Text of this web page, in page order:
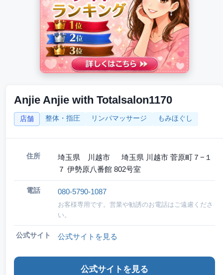
Anjie Anjie with Totalsalon1170
店舗 整体・指圧 リンパマッサージ もみほぐし
住所
埼玉県 川越市 埼玉県 川越市 菅原町７−１
７ 伊勢原八番館 802号室
電話 080-5790-1087
お客様専用です。営業や勧誘のお電話はご遠慮くださ
い。
公式サイト 公式サイトを見る
公式サイトを見る